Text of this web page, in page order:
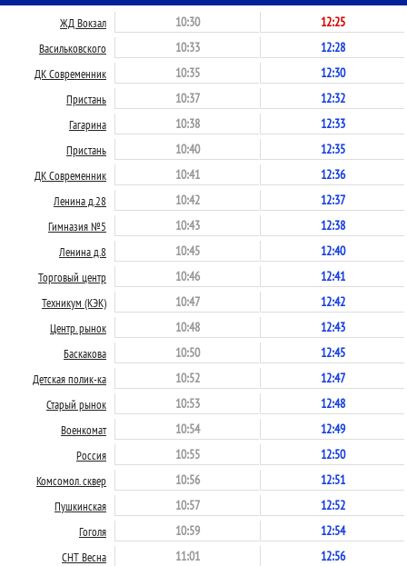
ЖД Вокзал 10:30 12:25
Васильковского 10:33 12:28
ДК Современник 10:35 12:30
Пристань 10:37 12:32
Гагарина 10:38 12:33
Пристань 10:40 12:35
ДК Современник 10:41 12:36
Ленина д.28 10:42 12:37
Гимназия №5 10:43 12:38
Ленина д.8 10:45 12:40
Торговый центр 10:46 12:41
Техникум (КЭК) 10:47 12:42
Центр. рынок 10:48 12:43
Баскакова 10:50 12:45
Детская полик-ка 10:52 12:47
Старый рынок 10:53 12:48
Военкомат 10:54 12:49
Россия 10:55 12:50
Комсомол. сквер 10:56 12:51
Пушкинская 10:57 12:52
Гоголя 10:59 12:54
СНТ Весна 11:01 12:56